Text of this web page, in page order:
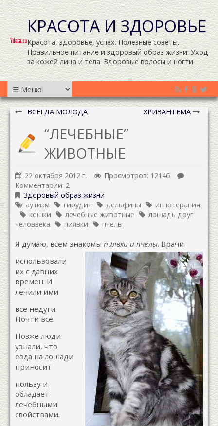
КРАСОТА И ЗДОРОВЬЕ
Красота, здоровье, успех. Полезные советы.
Правильное питание и здоровый образ жизни. Уход
за кожей лица и тела. Здоровые волосы и ногти.
ВСЕГДА МОЛОДА ХРИЗАНТЕМА
“ЛЕЧЕБНЫЕ”
ЖИВОТНЫЕ
22 октября 2012 г.
Просмотров: 12146
Комментарии: 2
Здоровый образ жизни
аутизм
гирудин дельфины
иппотерапия
кошки
лечебные животные
лошадь друг
человвека
пиявки пчелы
Я думаю, всем знакомы пиявки и пчелы. Врачи
использовали
их с давних
времен. И
лечили ими
все недуги.
Почти все.
Позже люди
узнали, что
езда на лошади
приносит
пользу и
обладает
лечебными
свойствами.